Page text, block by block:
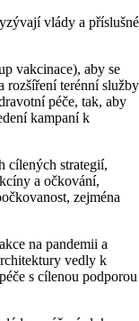
vlády a příslušné
vakcinace), aby se
rozšíření terénní služby
péče, tak, aby
kampaní k
cílených strategií,
a očkování,
zejména
na pandemii a
vedly k
s cílenou podporou